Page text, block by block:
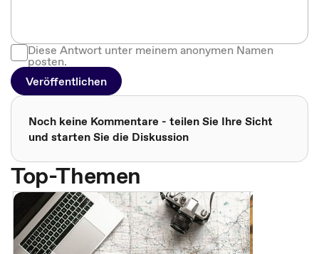
Diese Antwort unter meinem anonymen Namen
posten.
Veröffentlichen
Noch keine Kommentare - teilen Sie Ihre Sicht
und starten Sie die Diskussion
Top-Themen